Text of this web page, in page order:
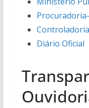
Diário Oficial